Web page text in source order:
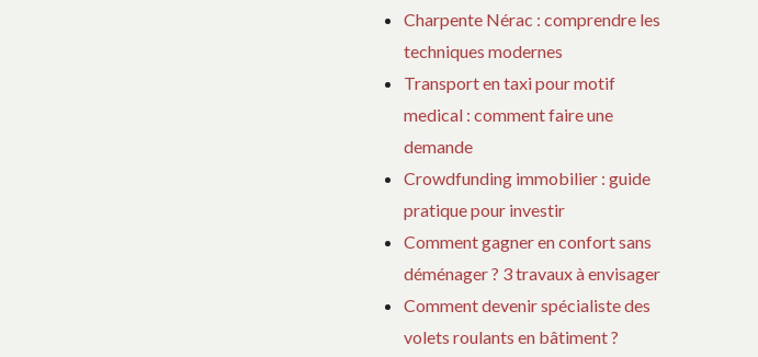
Charpente Nérac : comprendre les
techniques modernes
Transport en taxi pour motif
medical : comment faire une
demande
Crowdfunding immobilier : guide
pratique pour investir
Comment gagner en confort sans
déménager ? 3 travaux à envisager
Comment devenir spécialiste des
volets roulants en bâtiment ?